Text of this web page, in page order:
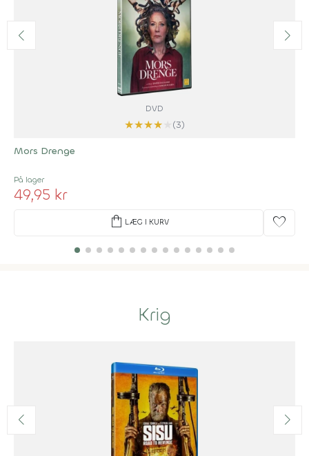
DVD
★★★★
(3)
Mors Drenge
På lager
49,95 kr
shopping_bag LÆG I KURV favorite
Krig